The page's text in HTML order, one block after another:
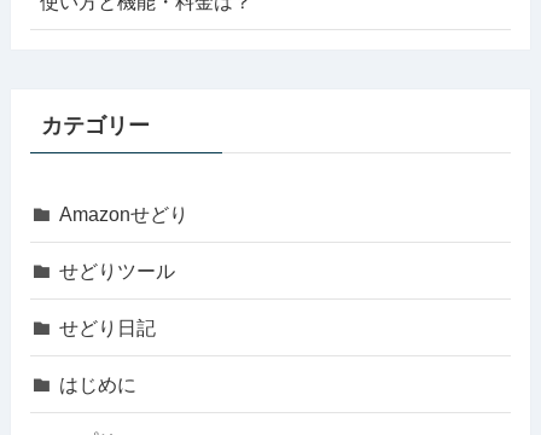
カテゴリー
Amazonせどり
せどりツール
せどり日記
はじめに